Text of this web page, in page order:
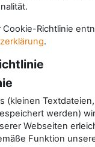
Richtlinie
.
(kleinen
werden)
Webseiten
Funktion